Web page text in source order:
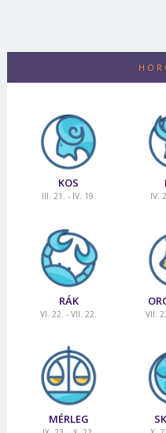
KOS
III. 21. - IV. 19. IV.
RÁK
VI. 22. - VII. 22. VII.
MÉRLEG